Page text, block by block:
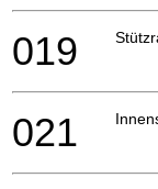
019
021